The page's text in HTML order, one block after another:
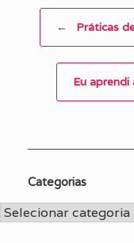
← Práticas
Eu
Categorias
Categorias